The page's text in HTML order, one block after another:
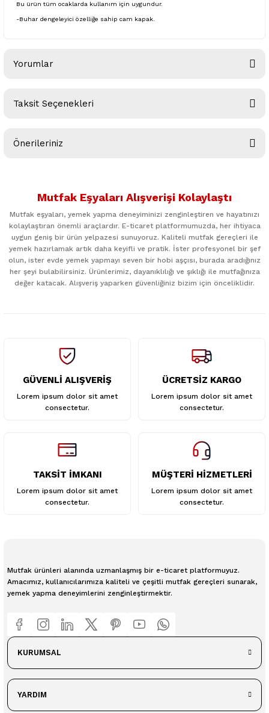
Bu ürün tüm ocaklarda kullanım için uygundur.
-Buhar dengeleyici özelliğe sahip cam kapak.
Yorumlar
Taksit Seçenekleri
Önerileriniz
kullanarak tarafımıza iletebilirsiniz.
Ürün resmi kalitesiz, bozuk veya görüntülenemiyor.
Ürün açıklamasında eksik bilgiler bulunuyor.
Ürün bilgilerinde hatalar bulunuyor.
Ürün fiyatı diğer sitelerden daha pahalı.
Mutfak Eşyaları Alışverişi Kolaylaştı
Mutfak eşyaları, yemek yapma deneyiminizi zenginleştiren ve hayatınızı
kolaylaştıran önemli araçlardır. E-ticaret platformumuzda, her ihtiyaca
uygun geniş bir ürün yelpazesi sunuyoruz. Kaliteli mutfak gereçleri ile
yemek hazırlamak artık daha keyifli ve pratik. İster profesyonel bir şef
olun, ister evde yemek yapmayı seven bir hobi aşçısı, burada aradığınız
her şeyi bulabilirsiniz. Ürünlerimiz, dayanıklılığı ve şıklığı ile mutfağınıza
değer katacak. Alışveriş yaparken güvenliğiniz bizim için önceliklidir.
GÜVENLİ ALIŞVERİŞ
Lorem ipsum dolor sit amet
consectetur.
ÜCRETSİZ KARGO
Lorem ipsum dolor sit amet
consectetur.
TAKSİT İMKANI
Lorem ipsum dolor sit amet
consectetur.
MÜŞTERİ HİZMETLERİ
Lorem ipsum dolor sit amet
consectetur.
Mutfak ürünleri alanında uzmanlaşmış bir e-ticaret platformuyuz.
Amacımız, kullanıcılarımıza kaliteli ve çeşitli mutfak gereçleri sunarak,
yemek yapma deneyimlerini zenginleştirmektir.
KURUMSAL
YARDIM